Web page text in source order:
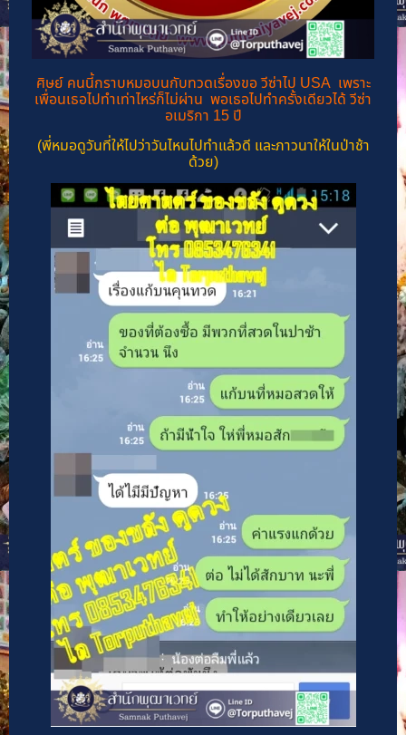
ศิษย์ คนนี้กราบหมอบนกับทวดเรื่องขอ วีซ่าไป USA เพราะ
เพื่อนเธอไปทำเท่าไหร่ก็ไม่ผ่าน พอเธอไปทำครั้งเดียวได้ วีซ่า
อเมริกา 15 ปี
(พี่หมอดูวันที่ให้ไปว่าวันไหนไปทำแล้วดี และภาวนาให้ในป่าช้า
ด้วย)